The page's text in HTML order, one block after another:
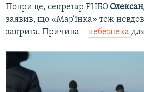
Попри це, секретар РНБО
заявив, що «Мар’їнка» теж
закрита. Причина – небезпека